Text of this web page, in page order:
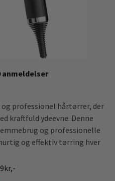
anmeldelser
og professionel hårtørrer, der
kraftfuld ydeevne. Denne
og professionelle
og effektiv tørring hver